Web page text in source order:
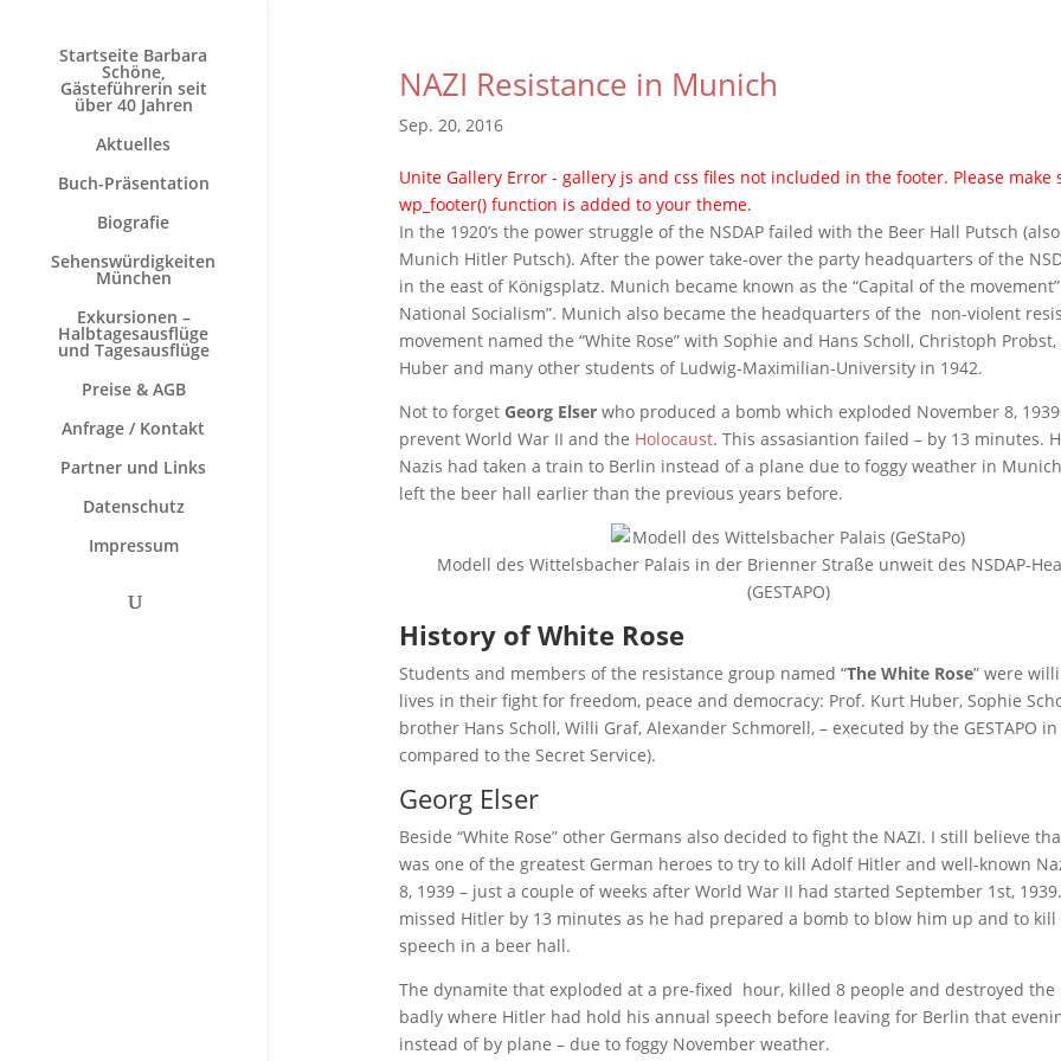
Startseite Barbara
Schöne,
Gästeführerin seit
über 40 Jahren
Aktuelles
Buch-Präsentation
Biografie
Sehenswürdigkeiten
München
Exkursionen –
Halbtagesausflüge
und Tagesausflüge
Preise & AGB
Anfrage / Kontakt
Partner und Links
Datenschutz
Impressum
NAZI Resistance in Munich
Sep. 20, 2016
Unite Gallery Error - gallery js and css files not included in the footer. Please make
wp_footer() function is added to your theme.
In the 1920’s the power struggle of the NSDAP failed with the Beer Hall Putsch
Munich Hitler Putsch). After the power take-over the party headquarters of the
in the east of Königsplatz. Munich became known as the “Capital of the
National Socialism”. Munich also became the headquarters of the non-violent
movement named the “White Rose” with Sophie and Hans Scholl, Christoph
Huber and many other students of Ludwig-Maximilian-University in 1942.
Not to forgetGeorg Elserwho produced a bomb which exploded November 8,
prevent World War II and the Holocaust. This assasiantion failed – by 13 minutes.
Nazis had taken a train to Berlin instead of a plane due to foggy weather in
left the beer hall earlier than the previous years before.
Modell des Wittelsbacher Palais in der Brienner Straße unweit des NSDAP-
(GESTAPO)
History of White Rose
Students and members of the resistance group named “The White Rose” were
lives in their fight for freedom, peace and democracy: Prof. Kurt Huber, Sophie
brother Hans Scholl, Willi Graf, Alexander Schmorell, – executed by the GESTAPO
compared to the Secret Service).
Georg Elser
Beside “White Rose” other Germans also decided to fight the NAZI. I still believe
was one of the greatest German heroes to try to kill Adolf Hitler and well-known
8, 1939 – just a couple of weeks after World War II had started September 1st,
missed Hitler by 13 minutes as he had prepared a bomb to blow him up and to
speech in a beer hall.
The dynamite that exploded at a pre-fixed hour, killed 8 people and destroyed the
badly where Hitler had hold his annual speech before leaving for Berlin that
instead of by plane – due to foggy November weather.